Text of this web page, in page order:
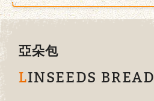
亞朵包
LINSEEDS BREAD